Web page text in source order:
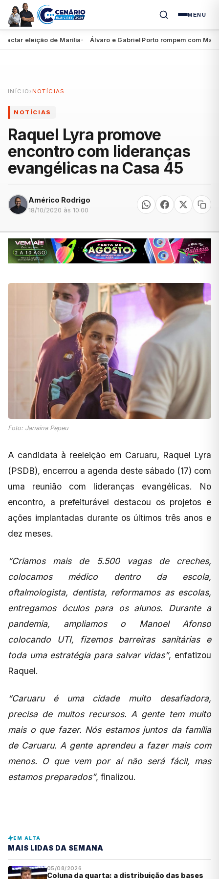
MENU
eleição de Marília● Álvaro e Gabriel Porto rompem com Marília
INÍCIO › NOTÍCIAS
NOTÍCIAS
Raquel Lyra promove
encontro com lideranças
evangélicas na Casa 45
Américo Rodrigo
18/10/2020 às 10:00
Foto: Janaina Pepeu
A candidata à reeleição em Caruaru, Raquel Lyra
(PSDB), encerrou a agenda deste sábado (17) com
uma reunião com lideranças evangélicas. No
encontro, a prefeiturável destacou os projetos e
ações implantadas durante os últimos três anos e
dez meses.
“Criamos mais de 5.500 vagas de creches,
colocamos médico dentro da escola,
oftalmologista, dentista, reformamos as escolas,
entregamos óculos para os alunos. Durante a
pandemia, ampliamos o Manoel Afonso
colocando UTI, fizemos barreiras sanitárias e
toda uma estratégia para salvar vidas”, enfatizou
Raquel.
“Caruaru é uma cidade muito desafiadora,
precisa de muitos recursos. A gente tem muito
mais o que fazer. Nós estamos juntos da família
de Caruaru. A gente aprendeu a fazer mais com
menos. O que vem por aí não será fácil, mas
estamos preparados”, finalizou.
EM ALTA
MAIS LIDAS DA SEMANA
05/08/2026
Coluna da quarta: a distribuição das bases